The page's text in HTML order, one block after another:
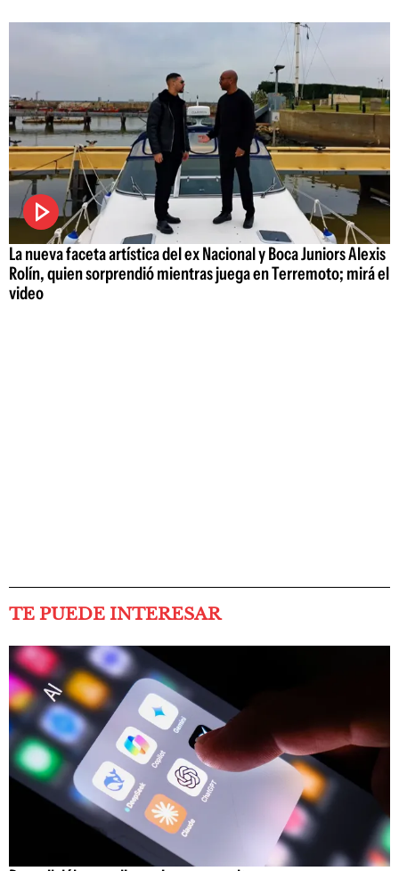
La nueva faceta artística del ex Nacional y Boca Juniors Alexis
Rolín, quien sorprendió mientras juega en Terremoto; mirá el
video
TE PUEDE INTERESAR